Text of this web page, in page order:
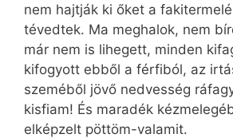
nem hajtják ki őket a
tévedtek. Ma meghalok, nem
már nem is lihegett, minden
kifogyott ebből a férfiból, az
szeméből jövő nedvesség
kisfiam! És maradék
elképzelt pöttöm-valamit.